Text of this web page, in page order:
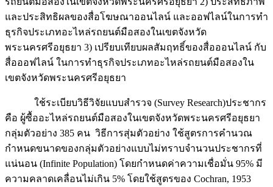
และประสิทธิผลของสื่อโฆษณาออนไลน์ และออฟไลน์ในการทำ
ธุรกิจประเภทอะไหล่รถยนต์มือสองในเขตจังหวัด
พระนครศรีอยุธยา 3) เปรียบเทียบผลสัมฤทธิ์ของสื่อออนไลน์ กับ
สื่อออฟไลน์ ในการทำธุรกิจประเภทอะไหล่รถยนต์มือสองใน
เขตจังหวัดพระนครศรีอยุธยา
ใช้ระเบียบวิธีวิจัยแบบสำรวจ (Survey Research)ประชากร
คือ ผู้ซื้ออะไหล่รถยนต์มือสองในเขตจังหวัดพระนครศรีอยุธยา
กลุ่มตัวอย่าง 385 คน วิธีการสุ่มตัวอย่าง ใช้สูตรการคำนวณ
กำหนดขนาดของกลุ่มตัวอย่างแบบไม่ทราบจำนวนประชากรที่
แน่นอน (Infinite Population) โดยกำหนดค่าความเชื่อมั่น 95% มี
ความคลาดเคลื่อนไม่เกิน 5% โดยใช้สูตรของ Cochran, 1953